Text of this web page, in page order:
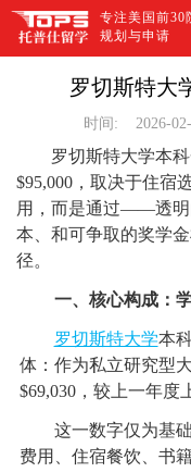
专注美国前30
规划与申请
罗切斯特大
时间: 2026-
罗切斯特大学本
$95,000，取决于住宿
用，而是通过——透明
本、和可争取的奖学
径。
一、核心构成：
罗切斯特大学本
体：作为私立研究型
$69,030，较上一年度
这一数字仅为基础
费用、住宿餐饮、书